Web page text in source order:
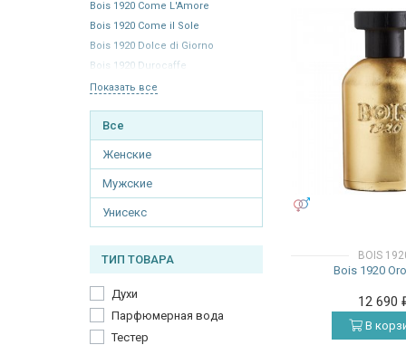
Bois 1920 Come L'Amore
Bois 1920 Come il Sole
Bois 1920 Dolce di Giorno
Bois 1920 Durocaffe
Показать все
Все
Женские
Мужские
Унисекс
ТИП ТОВАРА
Духи
Парфюмерная вода
Тестер
BOIS
Bois 1920
12 690
В